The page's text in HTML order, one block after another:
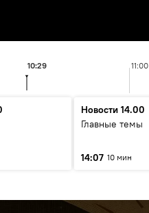
11:00
10:29
Новости 14.00
Главные темы
14:07 10 мин